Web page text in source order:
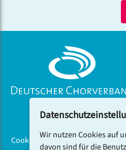
Cookiebanner
Wir nutzen Cookies auf
davon sind für die